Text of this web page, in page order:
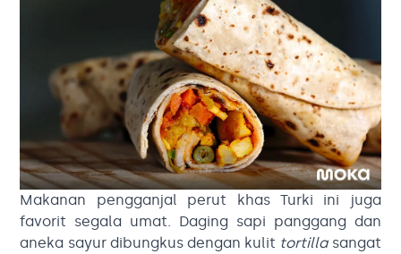
Makanan pengganjal perut khas Turki ini juga
favorit segala umat. Daging sapi panggang dan
aneka sayur dibungkus dengan kulit tortillasangat